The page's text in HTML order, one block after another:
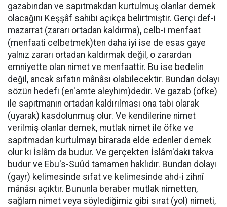
gazabından ve sapıtmakdan kurtulmuş olanlar demek
olacağını Keşşâf sahibi açıkça belirtmiştir. Gerçi def-i
mazarrat (zararı ortadan kaldırma), celb-i menfaat
(menfaati celbetmek)ten daha iyi ise de esas gaye
yalnız zararı ortadan kaldırmak değil, o zarardan
emniyette olan nimet ve menfaattir. Bu ise bedelin
değil, ancak sıfatın mânâsı olabilecektir. Bundan dolayı
sözün hedefi (en'amte aleyhim)dedir. Ve gazab (öfke)
ile sapıtmanın ortadan kaldırılması ona tabi olarak
(uyarak) kasdolunmuş olur. Ve kendilerine nimet
verilmiş olanlar demek, mutlak nimet ile öfke ve
sapıtmadan kurtulmayı birarada elde edenler demek
olur ki İslâm da budur. Ve gerçekten İslâm'daki takva
budur ve Ebu's-Suûd tamamen haklıdır. Bundan dolayı
(gayr) kelimesinde sıfat ve kelimesinde ahd-i zihnî
mânâsı açıktır. Bununla beraber mutlak nimetten,
sağlam nimet veya söylediğimiz gibi sırat (yol) nimeti,